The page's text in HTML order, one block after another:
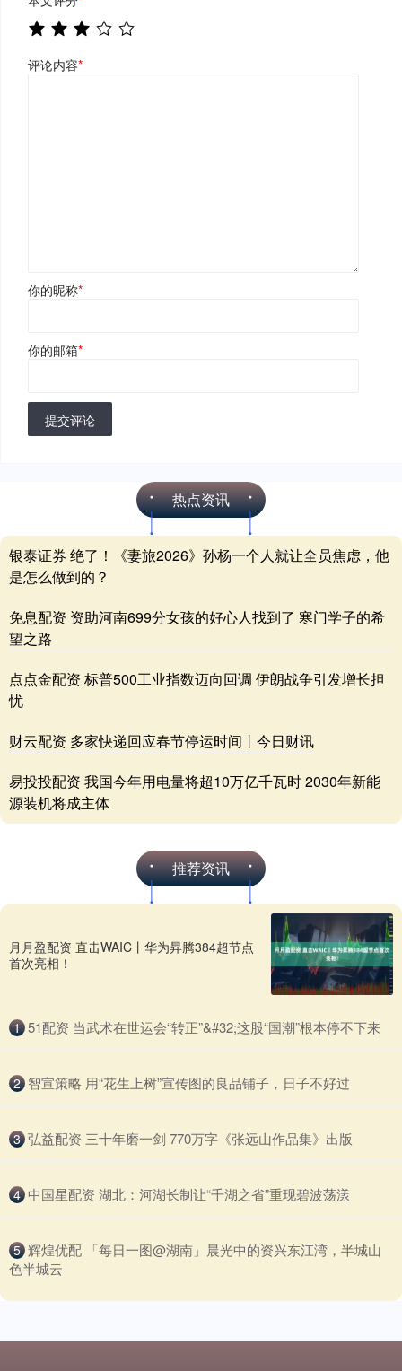
评论内容*
你的昵称*
你的邮箱*
提交评论
热点资讯
银泰证券 绝了！《妻旅2026》孙杨一个人就让全员焦虑，他
是怎么做到的？
免息配资 资助河南699分女孩的好心人找到了 寒门学子的希
望之路
点点金配资 标普500工业指数迈向回调 伊朗战争引发增长担
忧
财云配资 多家快递回应春节停运时间丨今日财讯
易投投配资 我国今年用电量将超10万亿千瓦时 2030年新能
源装机将成主体
推荐资讯
月月盈配资 直击WAIC丨华为昇腾384超节点
首次亮相！
1 ​51配资 当武术在世运会“转正”&#32;这股“国潮”根本停不下来
2 ​智宣策略 用“花生上树”宣传图的良品铺子，日子不好过
3 ​弘益配资 三十年磨一剑 770万字《张远山作品集》出版
4 ​中国星配资 湖北：河湖长制让“千湖之省”重现碧波荡漾
5 ​辉煌优配 「每日一图@湖南」晨光中的资兴东江湾，半城山
色半城云